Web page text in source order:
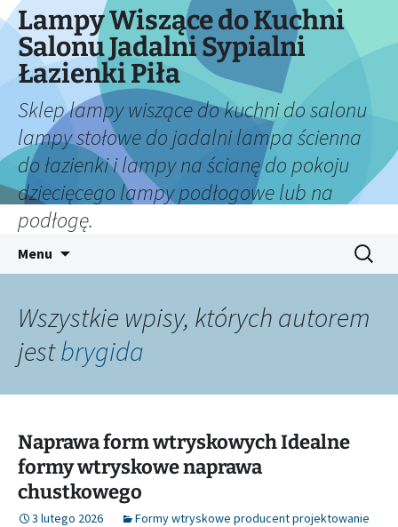
Lampy Wiszące do Kuchni
Salonu Jadalni Sypialni
Łazienki Piła
Sklep lampy wiszące do kuchni do salonu
lampy stołowe do jadalni lampa ścienna
do łazienki i lampy na ścianę do pokoju
dziecięcego lampy podłogowe lub na
podłogę.
Menu Szukaj:
Wszystkie wpisy, których autorem
jestbrygida
Naprawa form wtryskowych Idealne
formy wtryskowe naprawa
chustkowego
3 lutego 2026
Formy wtryskowe producent projektowanie